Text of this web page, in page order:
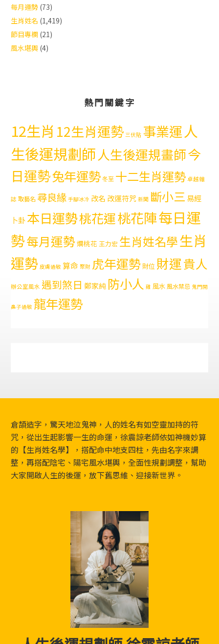
每月運勢 (73)
生肖姓名 (1,419)
節目專欄 (21)
風水堪輿 (4)
熱門關鍵字
12生肖 12生肖運勢 三伏貼 事業運人
生後運規劃師人生後運規畫師今
日運勢兔年運勢冬至 十二生肖運勢 卓越雜
誌 取藝名 尋良緣 手腳冰冷 改名 改運符咒 新聞 斷小三易經
卜卦本日運勢桃花運桃花陣每日運
勢每月運勢 爛桃花 王力宏 生肖姓名學生肖
運勢 皮膚過敏 算命 聚財 虎年運勢 財位 財運貴人
辦公室風水 遇到煞日 鄭家純 防小人 雞 風水風水禁忌 鬼門開
鼻子過敏 龍年運勢
Footer
倉頡造字，驚天地泣鬼神，人的姓名有如空靈加持的符
咒，從出生起影響一生的命運，徐震諒老師依如神機妙算
的【生肖姓名學】，搭配命中地支四柱，先由名字來調
整，再搭配陰宅、陽宅風水堪輿，全面性規劃調整，幫助
大家開啟人生的後運，放下舊思維、迎接新世界。